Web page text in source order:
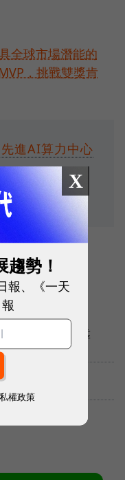
全球市場潛能的
，挑戰雙獎肯
進AI算力中心
軍火庫」到
？打造AI得靠
些任務？
？台版
？
X
勢！
報、《一天
權政策